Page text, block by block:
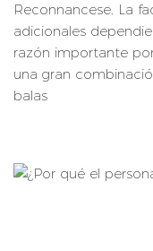
Reconnancese. La
adicionales
razón importante
una gran
balas